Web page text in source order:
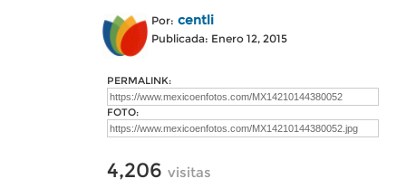
Por: centli
Publicada: Enero 12, 2015
PERMALINK:
FOTO:
4,206 visitas